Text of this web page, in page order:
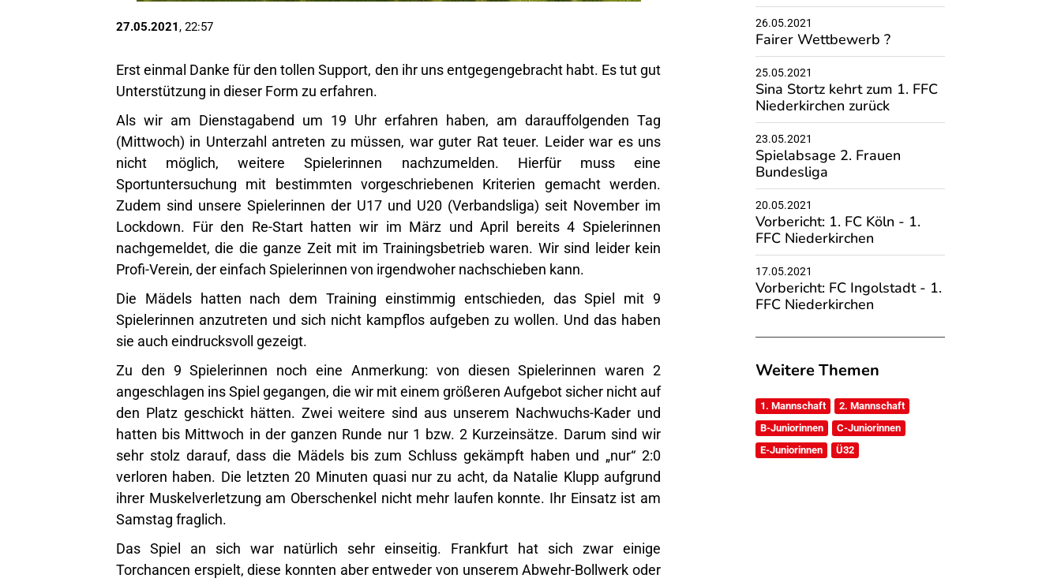
27.05.2021, 22:57
Erst einmal Danke für den tollen Support, den ihr uns entgegengebracht habt. Es tut gut
Unterstützung in dieser Form zu erfahren.
Als wir am Dienstagabend um 19 Uhr erfahren haben, am darauffolgenden Tag
(Mittwoch) in Unterzahl antreten zu müssen, war guter Rat teuer. Leider war es uns
nicht möglich, weitere Spielerinnen nachzumelden. Hierfür muss eine
Sportuntersuchung mit bestimmten vorgeschriebenen Kriterien gemacht werden.
Zudem sind unsere Spielerinnen der U17 und U20 (Verbandsliga) seit November im
Lockdown. Für den Re-Start hatten wir im März und April bereits 4 Spielerinnen
nachgemeldet, die die ganze Zeit mit im Trainingsbetrieb waren. Wir sind leider kein
Profi-Verein, der einfach Spielerinnen von irgendwoher nachschieben kann.
Die Mädels hatten nach dem Training einstimmig entschieden, das Spiel mit 9
Spielerinnen anzutreten und sich nicht kampflos aufgeben zu wollen. Und das haben
sie auch eindrucksvoll gezeigt.
Zu den 9 Spielerinnen noch eine Anmerkung: von diesen Spielerinnen waren 2
angeschlagen ins Spiel gegangen, die wir mit einem größeren Aufgebot sicher nicht auf
den Platz geschickt hätten. Zwei weitere sind aus unserem Nachwuchs-Kader und
hatten bis Mittwoch in der ganzen Runde nur 1 bzw. 2 Kurzeinsätze. Darum sind wir
sehr stolz darauf, dass die Mädels bis zum Schluss gekämpft haben und „nur“ 2:0
verloren haben. Die letzten 20 Minuten quasi nur zu acht, da Natalie Klupp aufgrund
ihrer Muskelverletzung am Oberschenkel nicht mehr laufen konnte. Ihr Einsatz ist am
Samstag fraglich.
Das Spiel an sich war natürlich sehr einseitig. Frankfurt hat sich zwar einige
Torchancen erspielt, diese konnten aber entweder von unserem Abwehr-Bollwerk oder
26.05.2021
Fairer Wettbewerb ?
25.05.2021
Sina Stortz kehrt zum 1. FFC
Niederkirchen zurück
23.05.2021
Spielabsage 2. Frauen
Bundesliga
20.05.2021
Vorbericht: 1. FC Köln - 1.
FFC Niederkirchen
17.05.2021
Vorbericht: FC Ingolstadt - 1.
FFC Niederkirchen
Weitere Themen
1. Mannschaft
2. Mannschaft
B-Juniorinnen
C-Juniorinnen
E-Juniorinnen
Ü32